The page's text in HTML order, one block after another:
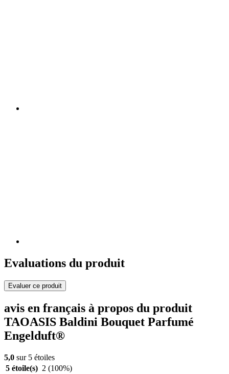
Evaluations du produit
Evaluer ce produit
avis en français à propos du produit
TAOASIS Baldini Bouquet Parfumé
Engelduft®
5,0 sur 5 étoiles
5 étoile(s) 2 (100%)